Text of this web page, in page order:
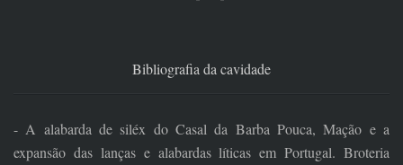
Bibliografia da cavidade
- A alabarda de siléx do Casal da Barba Pouca, Mação e a
expansão das lanças e alabardas líticas em Portugal. Broteria